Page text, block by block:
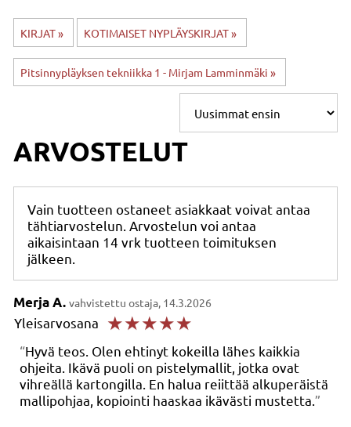
KIRJAT‪» KOTIMAISET NYPLÄYSKIRJAT‪»
Pitsinnypläyksen tekniikka 1 - Mirjam Lamminmäki ‪»
ARVOSTELUT
Vain tuotteen ostaneet asiakkaat voivat antaa
tähtiarvostelun. Arvostelun voi antaa
aikaisintaan 14 vrk tuotteen toimituksen
jälkeen.
Merja A. vahvistettu ostaja, 14.3.2026
Yleisarvosana ☆☆☆☆☆
Hyvä teos. Olen ehtinyt kokeilla lähes kaikkia
ohjeita. Ikävä puoli on pistelymallit, jotka ovat
vihreällä kartongilla. En halua reiittää alkuperäistä
mallipohjaa, kopiointi haaskaa ikävästi mustetta.